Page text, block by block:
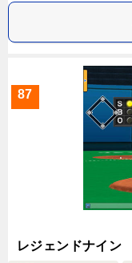
87
レジェンドナイン